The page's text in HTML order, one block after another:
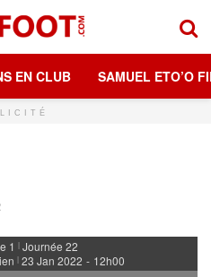
EN CLUB SAMUEL ETO’O
1 | Journée 22
| 23 Jan 2022 - 12h00